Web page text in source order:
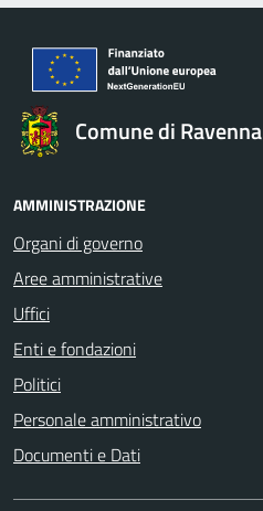
Comune di Ravenna
AMMINISTRAZIONE
Organi di governo
Aree amministrative
Uffici
Enti e fondazioni
Politici
Personale amministrativo
Documenti e Dati